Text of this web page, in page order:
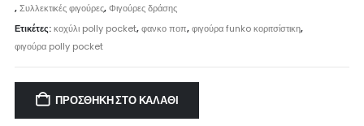
,Συλλεκτικές φιγούρες,Φιγούρες δράσης
Ετικέτες:κοχύλι polly pocket,φανκο ποπ,φιγούρα funko κοριτσίστικη,
φιγούρα polly pocket
ΠΡΟΣΘΉΚΗ ΣΤΟ ΚΑΛΆΘΙ